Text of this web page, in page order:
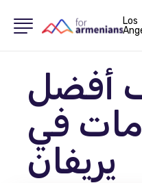
Los
أفضل
في
يريفان